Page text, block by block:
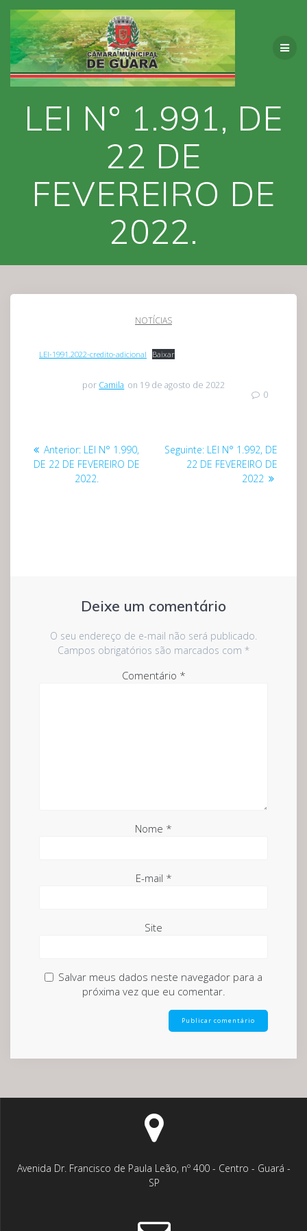
Skip
to
content
LEI N° 1.991, DE
22 DE
FEVEREIRO DE
2022.
NOTÍCIAS
LEI-1991.2022-credito-adicional Baixar
por Camila on 19 de agosto de 2022
0
Navegação
de
Anterior: Post
anterior:
LEI N° 1.990,
DE 22 DE FEVEREIRO DE
2022.
Seguinte: Post
seguinte:
LEI N° 1.992, DE
22 DE FEVEREIRO DE
2022
Deixe um comentário
O seu endereço de e-mail não será publicado.
Campos obrigatórios são marcados com *
Comentário *
Nome *
E-mail *
Site
Salvar meus dados neste navegador para a
próxima vez que eu comentar.
Avenida Dr. Francisco de Paula Leão, nº 400 - Centro - Guará -
SP